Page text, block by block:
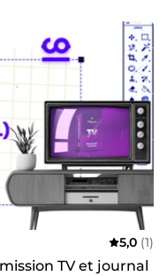
5,0 (1)
TV et journal